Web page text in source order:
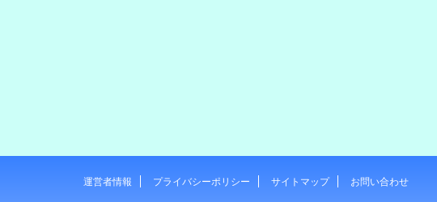
運営者情報 プライバシーポリシー サイトマップ お問い合わせ